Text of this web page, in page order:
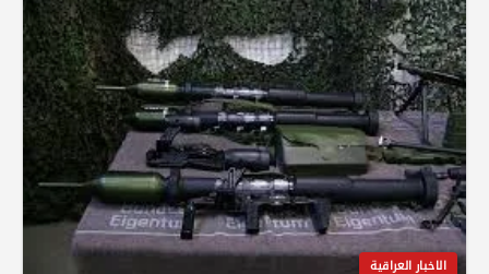
الاخبار العراقية